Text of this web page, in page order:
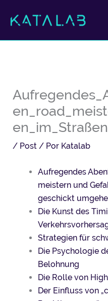
/ Post / Por Katalab
Aufregendes
meistern und
geschickt
Die Kunst des
Strategien für
Die Psychologie
Belohnung
Die Rolle von
Der Einfluss von